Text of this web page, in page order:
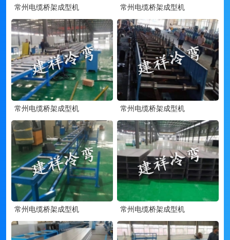
常州电缆桥架成型机 常州电缆桥架成型机
常州电缆桥架成型机 常州电缆桥架成型机
常州电缆桥架成型机 常州电缆桥架成型机